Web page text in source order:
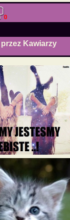
0
Kawiarzy